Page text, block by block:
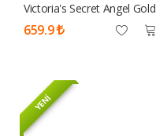
Victoria's Secret Angel Gold
Edp Kadın Tester
659.9
YENİ